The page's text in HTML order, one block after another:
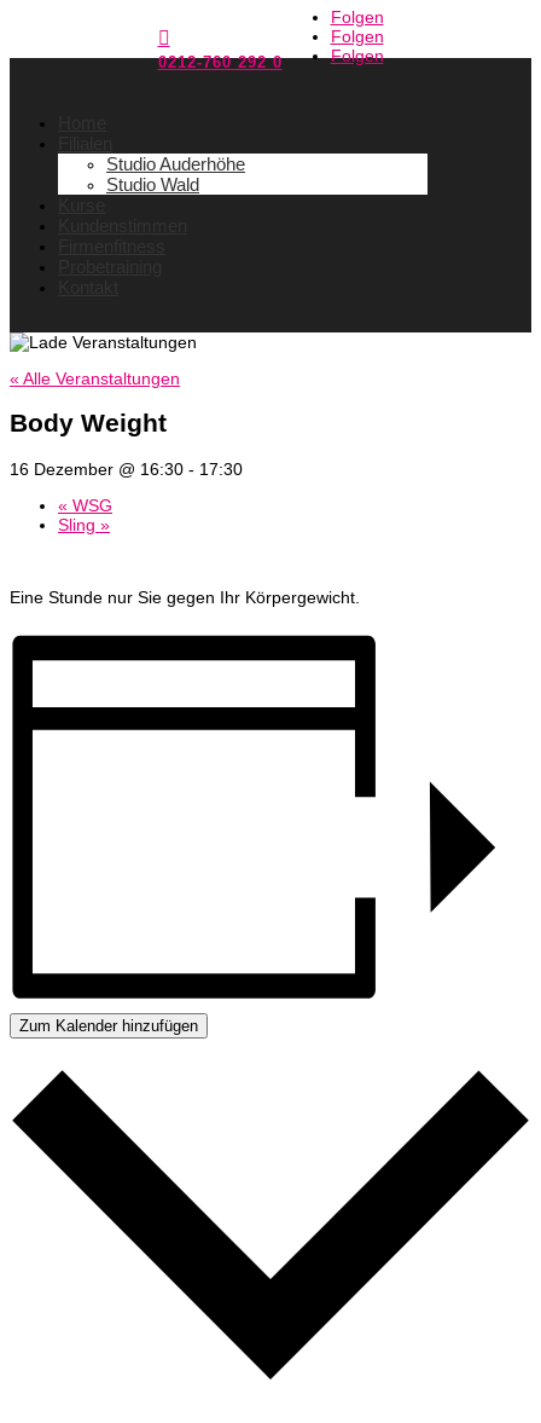

0212-760 292 0
Folgen
Folgen
Folgen
Studio Auderhöhe
Studio Wald
« Alle Veranstaltungen
Body Weight
16 Dezember @ 16:30 - 17:30
« WSG
Sling »
Eine Stunde nur Sie gegen Ihr Körpergewicht.
Zum Kalender hinzufügen